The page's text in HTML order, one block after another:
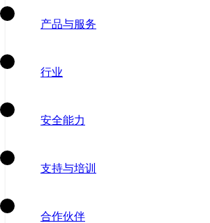
产品与服务
行业
安全能力
支持与培训
合作伙伴